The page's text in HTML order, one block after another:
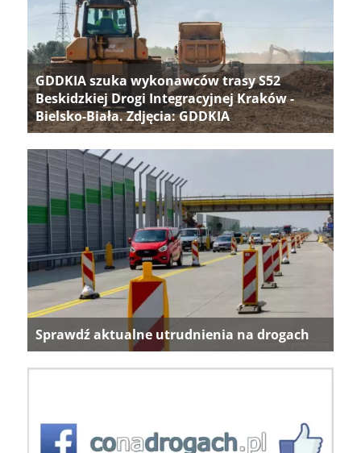
GDDKIA szuka wykonawców trasy S52
Beskidzkiej Drogi Integracyjnej Kraków -
Bielsko-Biała. Zdjęcia: GDDKIA
Sprawdź aktualne utrudnienia na drogach